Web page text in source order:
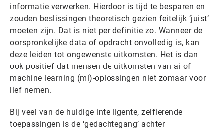
informatie verwerken. Hierdoor is tijd te besparen en
zouden beslissingen theoretisch gezien feitelijk ‘juist’
moeten zijn. Dat is niet per definitie zo. Wanneer de
oorspronkelijke data of opdracht onvolledig is, kan
deze leiden tot ongewenste uitkomsten. Het is dan
ook positief dat mensen de uitkomsten van ai of
machine learning (ml)-oplossingen niet zomaar voor
lief nemen.
Bij veel van de huidige intelligente, zelflerende
toepassingen is de ‘gedachtegang’ achter